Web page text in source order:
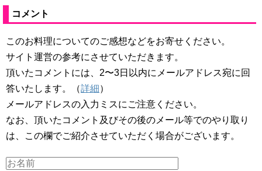
コメント
このお料理についてのご感想などをお寄せください。
サイト運営の参考にさせていただきます。
頂いたコメントには、2〜3日以内にメールアドレス宛に回
答いたします。（詳細）
メールアドレスの入力ミスにご注意ください。
なお、頂いたコメント及びその後のメール等でのやり取り
は、この欄でご紹介させていただく場合がございます。